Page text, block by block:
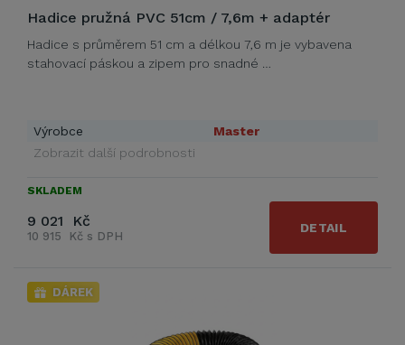
Hadice pružná PVC 51cm / 7,6m + adaptér
Hadice s průměrem 51 cm a délkou 7,6 m je vybavena
stahovací páskou a zipem pro snadné …
Výrobce
Master
Zobrazit další podrobnosti
SKLADEM
9 021 Kč
10 915 Kč s DPH
DETAIL
DÁREK